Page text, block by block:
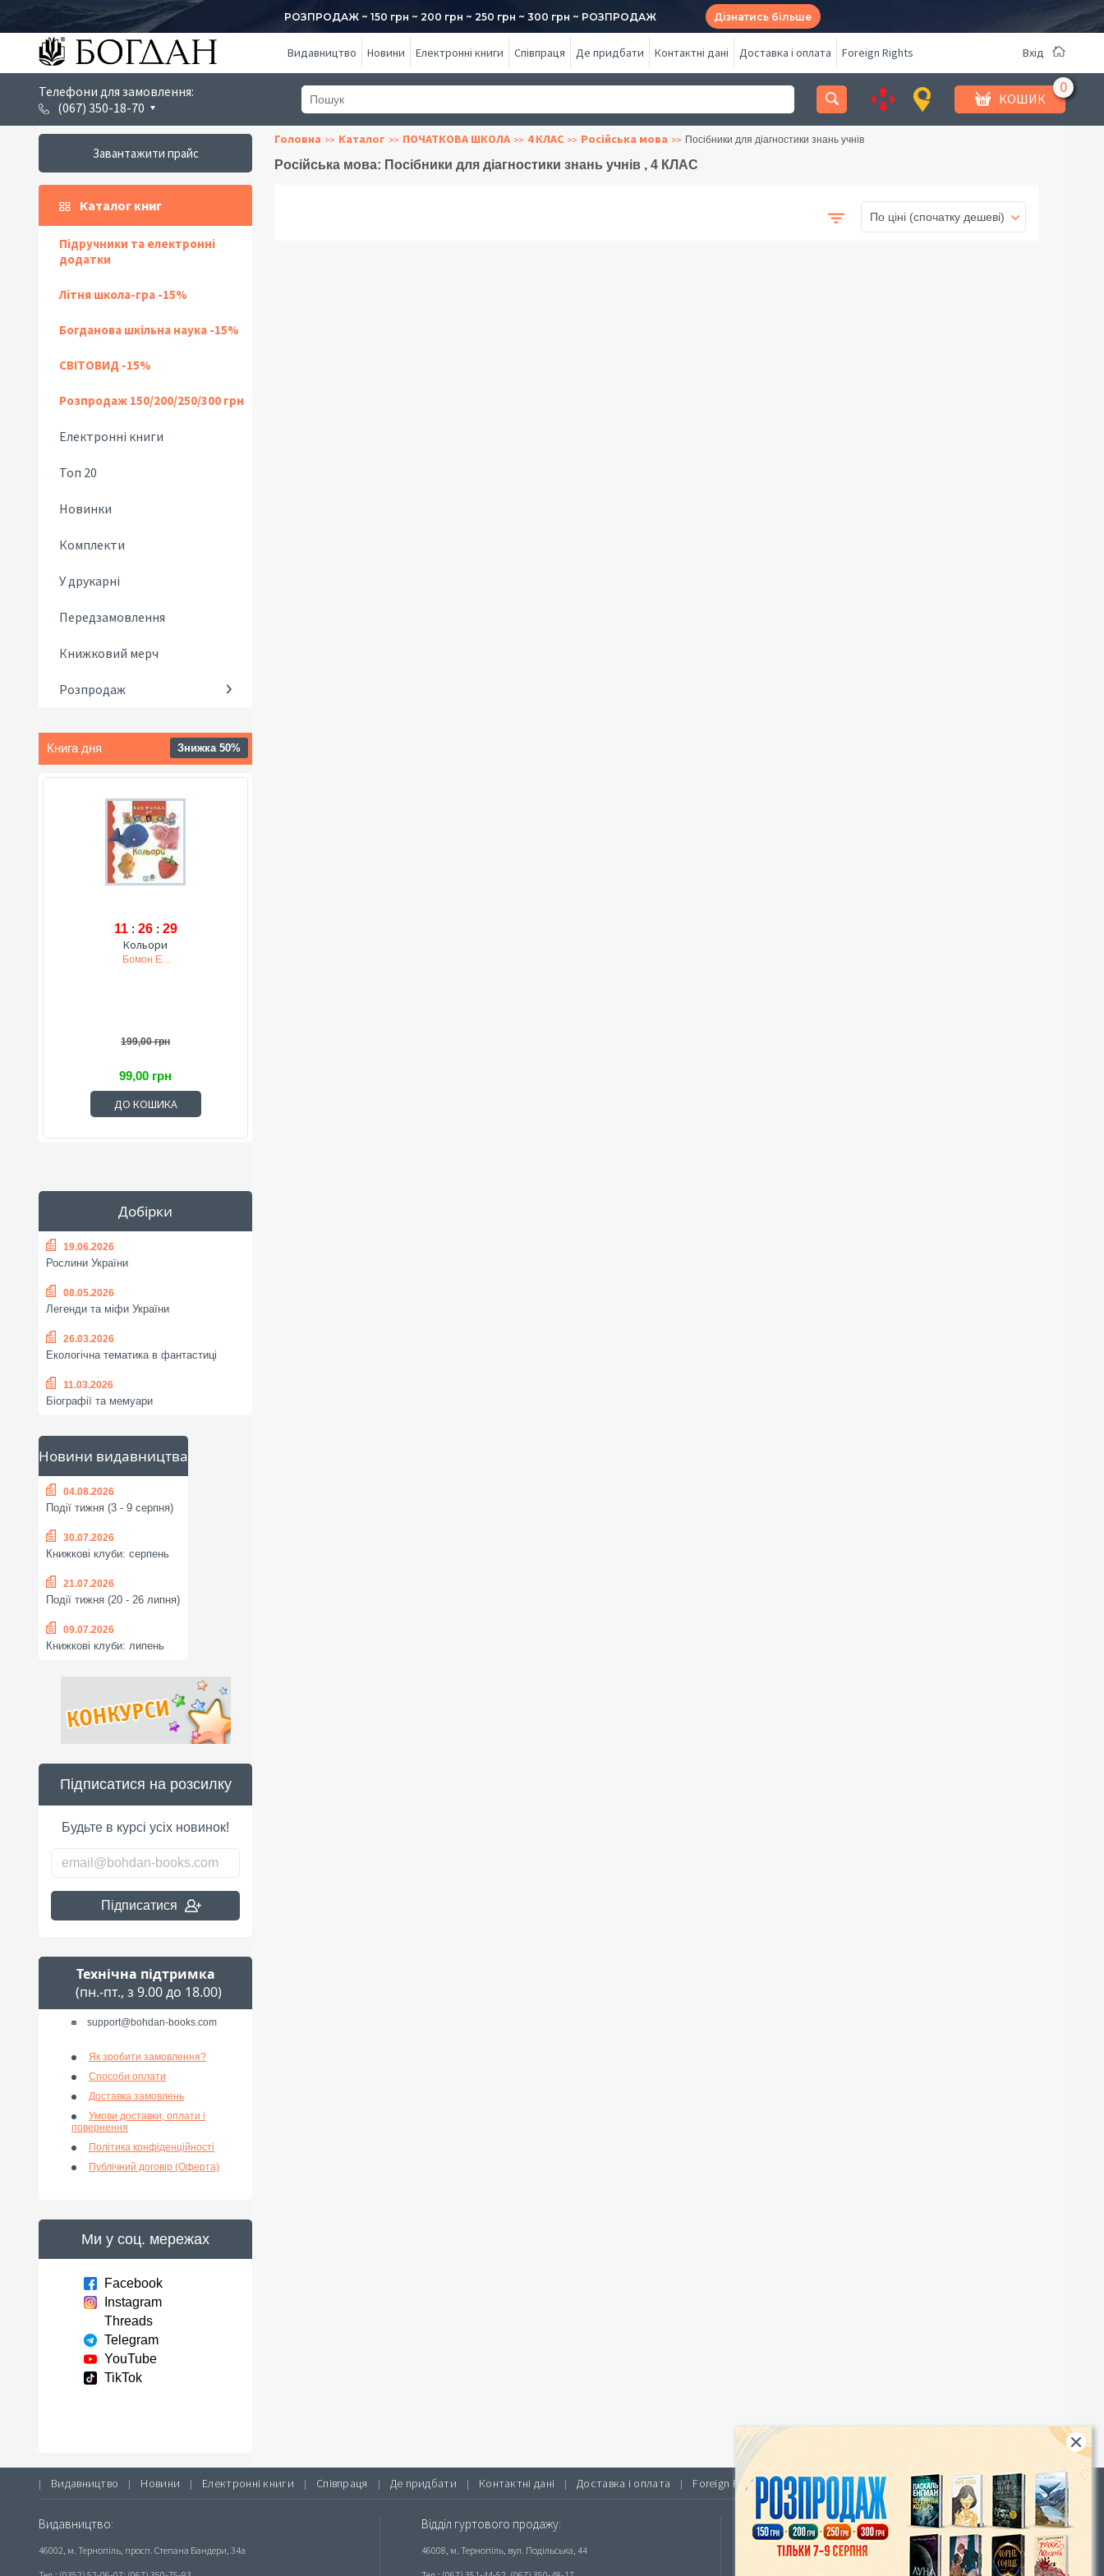
РОЗПРОДАЖ ~ 150 грн ~ 200 грн ~ 250 грн ~ 300 грн ~ РОЗПРОДАЖ Дізнатись більше
Видавництво Новини Електронні книги Співпраця Де придбати Контактні дані Доставка і оплата Foreign Rights Вхід
Телефони для замовлення:
(067) 350-18-70
КОШИК
Завантажити прайс
Каталог книг
Підручники та електронні
додатки
Літня школа-гра -15%
Богданова шкільна наука -15%
СВІТОВИД -15%
Розпродаж 150/200/250/300 грн
Електронні книги
Топ 20
Новинки
Комплекти
У друкарні
Передзамовлення
Книжковий мерч
Розпродаж
Книга дня Знижка 50%
11 : 26 : 28
Кольори
Бомон Е. .
199,00 грн
99,00 грн
ДО КОШИКА
Добірки
19.06.2026
Рослини України
08.05.2026
Легенди та міфи України
26.03.2026
Екологічна тематика в фантастиці
11.03.2026
Біографії та мемуари
Новини видавництва
04.08.2026
Події тижня (3 - 9 серпня)
30.07.2026
Книжкові клуби: серпень
21.07.2026
Події тижня (20 - 26 липня)
09.07.2026
Книжкові клуби: липень
Підписатися на розсилку
Будьте в курсі усіх новинок!
Підписатися
Технічна підтримка
(пн.-пт., з 9.00 до 18.00)
support@bohdan-books.com
Як зробити замовлення?
Способи оплати
Доставка замовлень
Умови доставки, оплати і
повернення
Політика конфіденційності
Публічний договір (Оферта)
Ми у соц. мережах
Facebook
Instagram
Threads
Telegram
YouTube
TikTok
Головна Каталог ПОЧАТКОВА ШКОЛА 4 КЛАС Російська мова Посібники для діагностики знань учнів
Російська мова: Посібники для діагностики знань учнів , 4 КЛАС
По ціні (спочатку дешеві)
| Видавництво | Новини | Електронні книги | Співпраця | Де придбати | Контактні дані | Доставка і оплата | Foreign Rights |
Видавництво:
46002, м. Тернопіль, просп. Степана Бандери, 34а
Відділ гуртового продажу:
46008, м. Тернопіль, вул. Подільська, 44
Інтернет-магазин «Видавництво Богдан»:
46018, м. Тернопіль, А/С 529